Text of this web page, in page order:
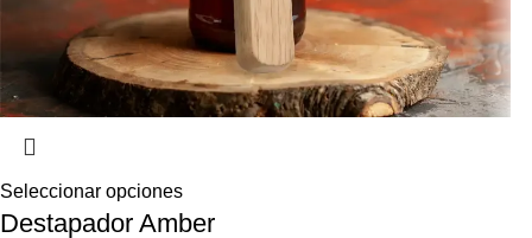
Seleccionar opciones
Destapador Amber